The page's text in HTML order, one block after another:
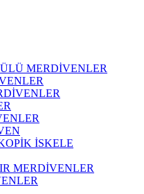
MERDİVENLER
İSKELE
MERDİVENLER